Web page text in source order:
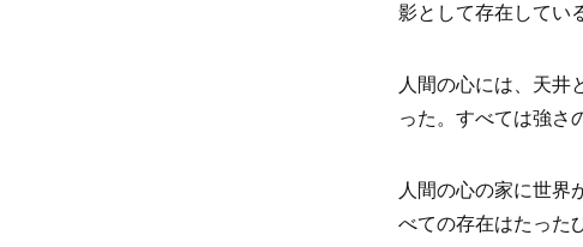
影として存在してい
人間の心には、天井
った。すべては強さ
人間の心の家に世界
べての存在はたった